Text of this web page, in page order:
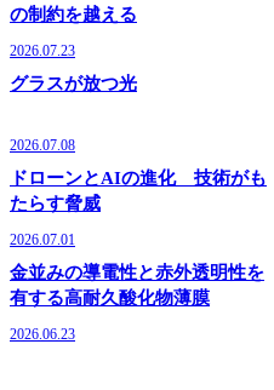
の制約を越える
2026.07.23
グラスが放つ光
2026.07.08
ドローンとAIの進化 技術がも
たらす脅威
2026.07.01
金並みの導電性と赤外透明性を
有する高耐久酸化物薄膜
2026.06.23